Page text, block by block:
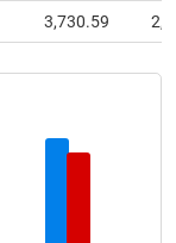
3,730.59